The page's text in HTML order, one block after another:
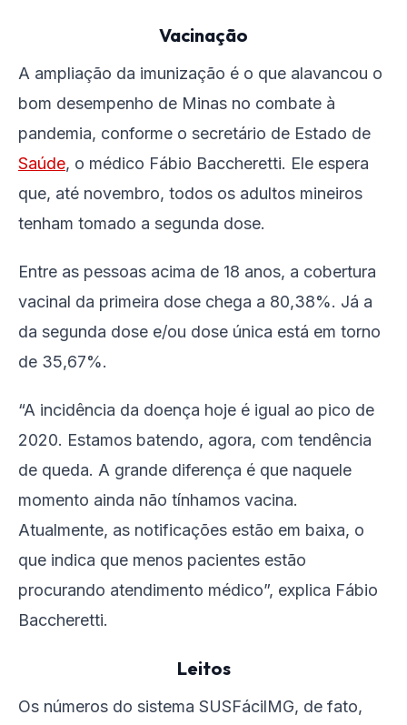
Vacinação
A ampliação da imunização é o que alavancou o
bom desempenho de Minas no combate à
pandemia, conforme o secretário de Estado de
Saúde, o médico Fábio Baccheretti. Ele espera
que, até novembro, todos os adultos mineiros
tenham tomado a segunda dose.
Entre as pessoas acima de 18 anos, a cobertura
vacinal da primeira dose chega a 80,38%. Já a
da segunda dose e/ou dose única está em torno
de 35,67%.
“A incidência da doença hoje é igual ao pico de
2020. Estamos batendo, agora, com tendência
de queda. A grande diferença é que naquele
momento ainda não tínhamos vacina.
Atualmente, as notificações estão em baixa, o
que indica que menos pacientes estão
procurando atendimento médico”, explica Fábio
Baccheretti.
Leitos
Os números do sistema SUSFácilMG, de fato,